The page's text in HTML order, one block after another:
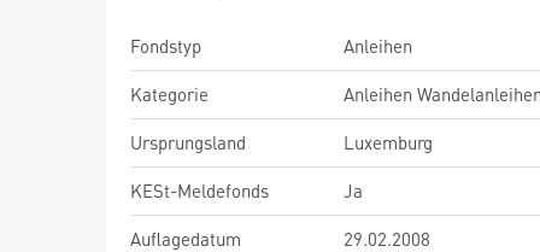
Fondstyp
Anleihen
Kategorie
Anleihen
Ursprungsland
Luxemburg
KESt-Meldefonds
Ja
Auflagedatum
29.02.2008